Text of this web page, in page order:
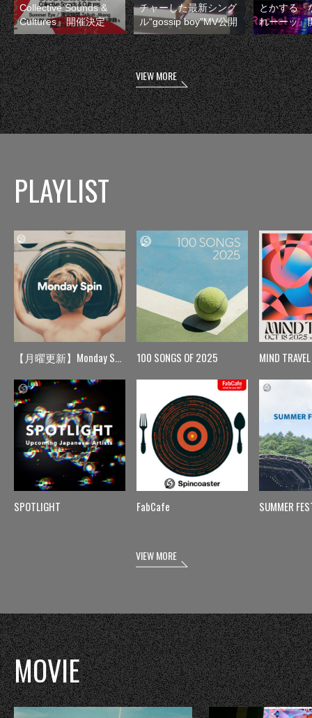
Collective Sounds &
Cultures』開催決定
チャーした最新シング
ル“gossip boy”MV公開
とかする『
れーーッ』
VIEW MORE
PLAYLIST
【月曜更新】Monday Spin
SPOTLIGHT
100 SONGS OF 2025
FabCafe
MIND TRAVEL
SUMMER
VIEW MORE
MOVIE